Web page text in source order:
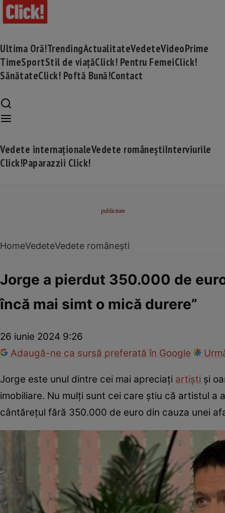
Ultima Oră!TrendingActualitateVedeteVideoPrime
TimeSportStil de viațăClick! Pentru FemeiClick!
SănătateClick! Poftă Bună!Contact
Vedete internaționaleVedete româneștiInterviurile
Click!Paparazzii Click!
HomeVedeteVedete românești
Jorge a pierdut 350.000 de
încă mai simt o mică durere”
26 iunie 2024 9:26
Adaugă-ne ca sursă preferată în Google
Jorge este unul dintre cei mai apreciați artiști și
imobiliare. Nu mulți sunt cei care știu că artistul
cântărețul fără 350.000 de euro din cauza unei